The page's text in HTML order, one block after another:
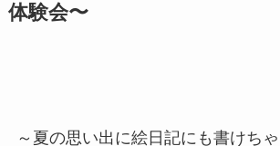
体験会〜
～夏の思い出に絵日記にも書けち